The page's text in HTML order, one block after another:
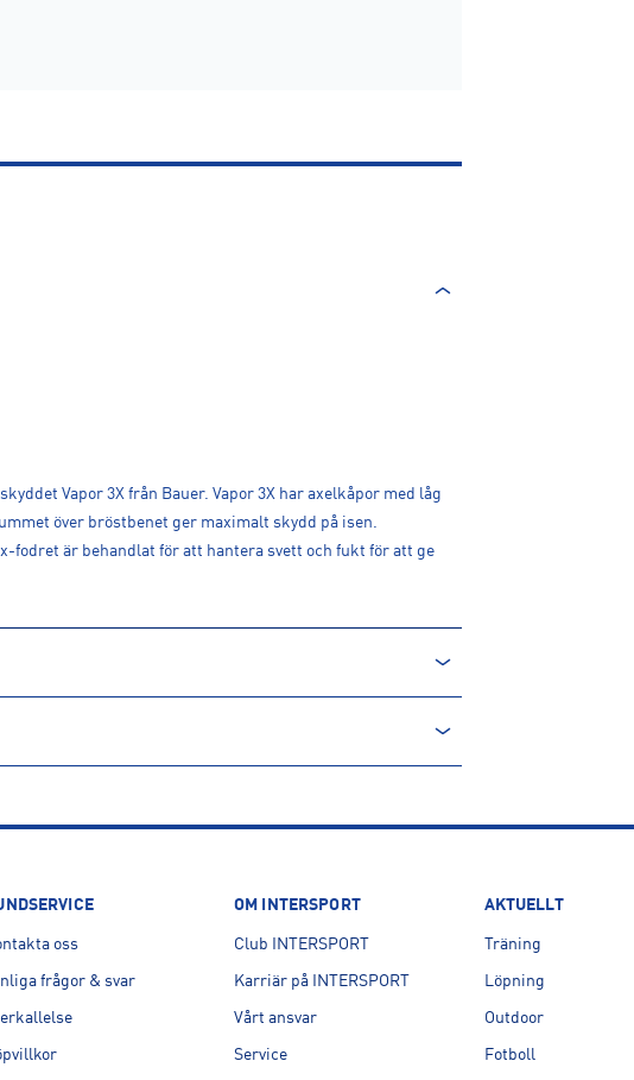
Vapor 3X från Bauer. Vapor 3X har axelkåpor med låg
över bröstbenet ger maximalt skydd på isen.
fodret är behandlat för att hantera svett och fukt för att ge
oss
frågor & svar
OM INTERSPORT
Club INTERSPORT
Karriär på INTERSPORT
Vårt ansvar
Service
AKTUELLT
Träning
Löpning
Outdoor
Fotboll